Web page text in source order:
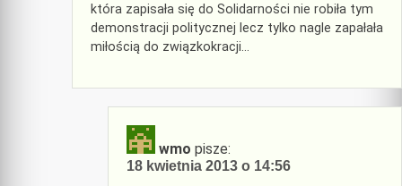
która zapisała się do Solidarności nie robiła tym
demonstracji politycznej lecz tylko nagle zapałała
miłością do związkokracji…
wmo pisze:
18 kwietnia 2013 o 14:56